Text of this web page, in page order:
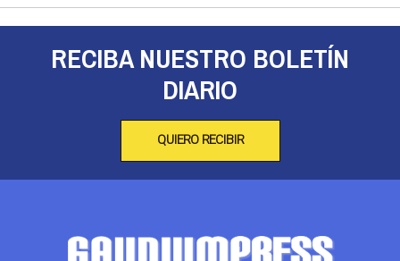
RECIBA NUESTRO BOLETÍN
DIARIO
QUIERO RECIBIR